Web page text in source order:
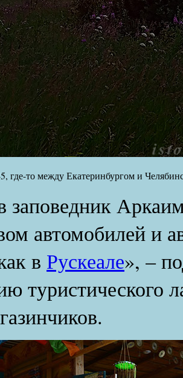
где-то между Екатеринбургом и
заповедник
автомобилей и
в Рускеале», –
туристического